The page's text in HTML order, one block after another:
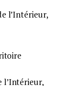
l’Intérieur,
l’Intérieur,